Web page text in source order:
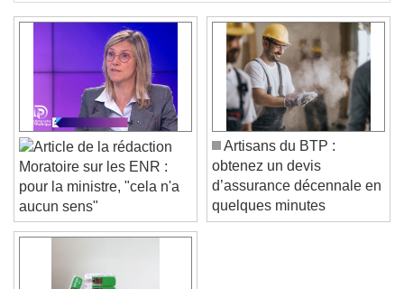
Moratoire sur les ENR :
pour la ministre, "cela n'a
aucun sens"
Artisans du BTP :
obtenez un devis
d’assurance décennale en
quelques minutes